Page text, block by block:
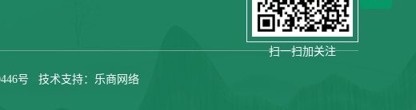
扫一扫加关注
号 技术支持： 乐商网络